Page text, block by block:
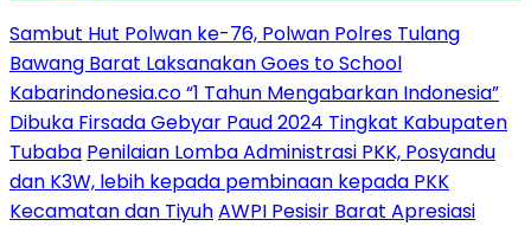
Sambut Hut Polwan ke-76, Polwan Polres Tulang
Bawang Barat Laksanakan Goes to School
Kabarindonesia.co “1 Tahun Mengabarkan Indonesia”
Dibuka Firsada Gebyar Paud 2024 Tingkat Kabupaten
Tubaba Penilaian Lomba Administrasi PKK, Posyandu
dan K3W, lebih kepada pembinaan kepada PKK
Kecamatan dan TiyuhAWPI Pesisir Barat Apresiasi